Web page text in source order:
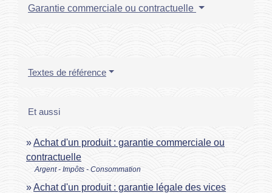
Garantie commerciale ou contractuelle
Textes de référence
Et aussi
Achat d'un produit : garantie commerciale ou
contractuelle
Argent - Impôts - Consommation
Achat d'un produit : garantie légale des vices